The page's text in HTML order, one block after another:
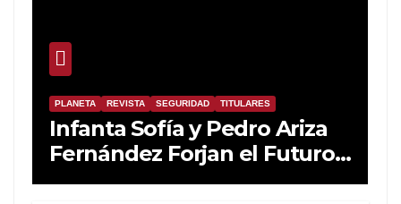
PLANETA REVISTA SEGURIDAD TITULARES
Infanta Sofía y Pedro Ariza
Fernández Forjan el Futuro
de la Soberanía Real